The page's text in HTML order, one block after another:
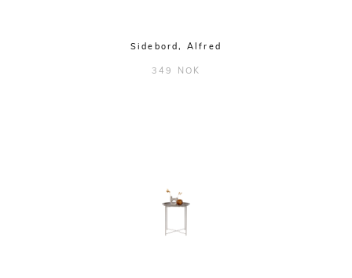
Sidebord, Alfred
349 NOK